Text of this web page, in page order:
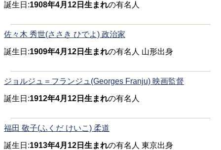
誕生日:1908年4月12日生まれの有名人
佐々木 秀世(ささき ひでよ) 政治家
誕生日:1909年4月12日生まれの有名人 山形出身
ジョルジュ＝フランジュ(Georges Franju) 映画監督
誕生日:1912年4月12日生まれの有名人
福田 敬子(ふくだ けいこ) 柔道
誕生日:1913年4月12日生まれの有名人 東京出身